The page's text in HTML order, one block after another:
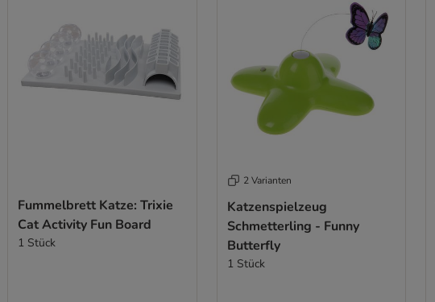
Fummelbrett Katze: Trixie
Cat Activity Fun Board
1 Stück
2 Varianten
Katzenspielzeug
Schmetterling - Funny
Butterfly
1 Stück